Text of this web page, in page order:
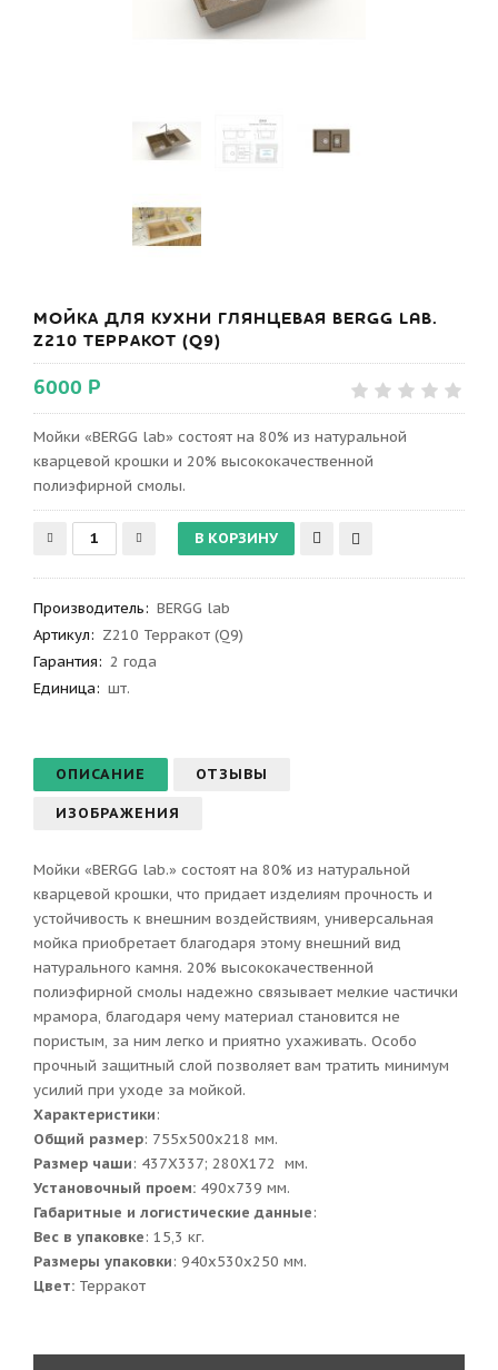
МОЙКА ДЛЯ КУХНИ ГЛЯНЦЕВАЯ BERGG LAB.
Z210 ТЕРРАКОТ (Q9)
6000 Р
Мойки «BERGG lab» состоят на 80% из натуральной
кварцевой крошки и 20% высококачественной
полиэфирной смолы.
Производитель: BERGG lab
Артикул: Z210 Терракот (Q9)
Гарантия: 2 года
Единица: шт.
ОПИСАНИЕ ОТЗЫВЫ
ИЗОБРАЖЕНИЯ
Мойки «BERGG lab.» состоят на 80% из натуральной
кварцевой крошки, что придает изделиям прочность и
устойчивость к внешним воздействиям, универсальная
мойка приобретает благодаря этому внешний вид
натурального камня. 20% высококачественной
полиэфирной смолы надежно связывает мелкие частички
мрамора, благодаря чему материал становится не
пористым, за ним легко и приятно ухаживать. Особо
прочный защитный слой позволяет вам тратить минимум
усилий при уходе за мойкой.
Характеристики:
Общий размер: 755x500x218 мм.
Размер чаши: 437Х337; 280Х172 мм.
Установочный проем: 490x739 мм.
Габаритные и логистические данные:
Вес в упаковке: 15,3 кг.
Размеры упаковки: 940x530x250 мм.
Цвет: Терракот